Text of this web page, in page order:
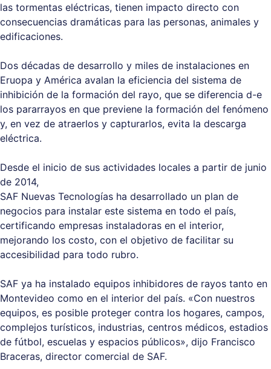
las tormentas eléctricas, tienen impacto directo con
consecuencias dramáticas para las personas, animales y
edificaciones.
Dos décadas de desarrollo y miles de instalaciones en
Eruopa y América avalan la eficiencia del sistema de
inhibición de la formación del rayo, que se diferencia d-e
los pararrayos en que previene la formación del fenómeno
y, en vez de atraerlos y capturarlos, evita la descarga
eléctrica.
Desde el inicio de sus actividades locales a partir de junio
de 2014,
SAF Nuevas Tecnologías ha desarrollado un plan de
negocios para instalar este sistema en todo el país,
certificando empresas instaladoras en el interior,
mejorando los costo, con el objetivo de facilitar su
accesibilidad para todo rubro.
SAF ya ha instalado equipos inhibidores de rayos tanto en
Montevideo como en el interior del país. «Con nuestros
equipos, es posible proteger contra los hogares, campos,
complejos turísticos, industrias, centros médicos, estadios
de fútbol, escuelas y espacios públicos», dijo Francisco
Braceras, director comercial de SAF.